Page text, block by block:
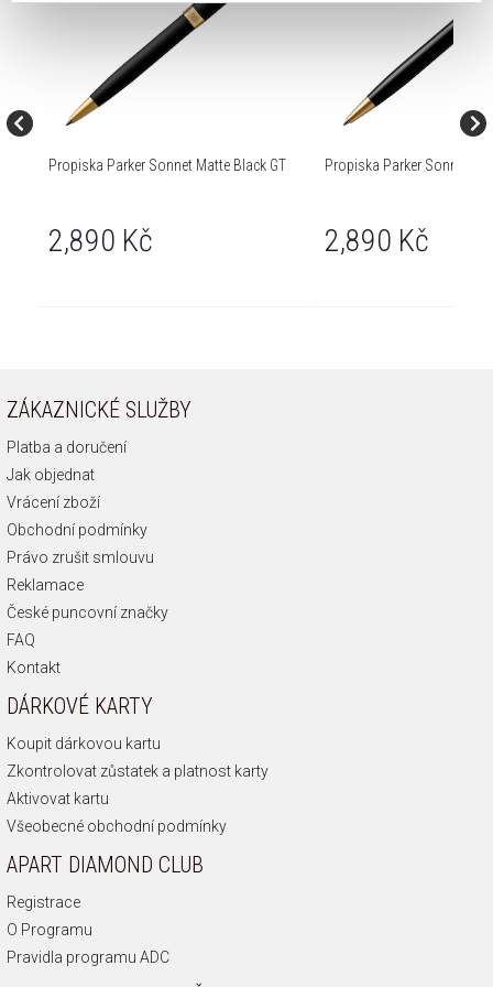
Propiska Parker Sonnet Matte Black GT
2,890 Kč
Propiska Parker Sonnet
2,890 Kč
ZÁKAZNICKÉ SLUŽBY
Platba a doručení
Jak objednat
Vrácení zboží
Obchodní podmínky
Právo zrušit smlouvu
Reklamace
České puncovní značky
FAQ
Kontakt
DÁRKOVÉ KARTY
Koupit dárkovou kartu
Zkontrolovat zůstatek a platnost karty
Aktivovat kartu
Všeobecné obchodní podmínky
APART DIAMOND CLUB
Registrace
O Programu
Pravidla programu ADC